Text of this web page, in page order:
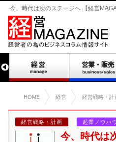
今、時代は次のステージへ 【経営
HOME 経営 経営戦略・計
経営戦略・計画 起業ノウハ
今、時代は